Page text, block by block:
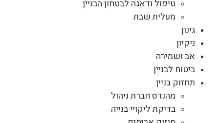
טיפול ודאגה לבטחון הבניין
מעלית שבת
גינון
ניקיון
אב ושמירה
ביטוח לבניין
תחזוק בניין
מהנדס חברת ניהול
בדיקת ליקויי בנייה